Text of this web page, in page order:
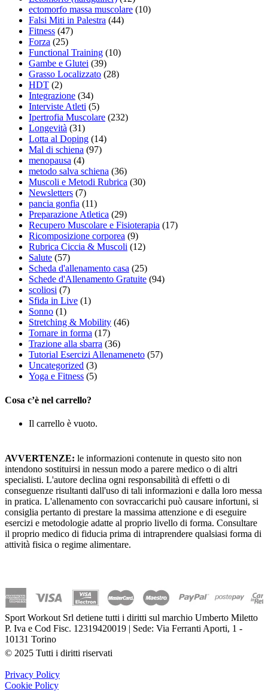
ectomorfo massa muscolare (10)
Falsi Miti in Palestra (44)
Fitness (47)
Forza (25)
Functional Training (10)
Gambe e Glutei (39)
Grasso Localizzato (28)
HDT (2)
Integrazione (34)
Interviste Atleti (5)
Ipertrofia Muscolare (232)
Longevità (31)
Lotta al Doping (14)
Mal di schiena (97)
menopausa (4)
metodo salva schiena (36)
Muscoli e Metodi Rubrica (30)
Newsletters (7)
pancia gonfia (11)
Preparazione Atletica (29)
Recupero Muscolare e Fisioterapia (17)
Ricomposizione corporea (9)
Rubrica Ciccia & Muscoli (12)
Salute (57)
Scheda d'allenamento casa (25)
Schede d'Allenamento Gratuite (94)
scoliosi (7)
Sfida in Live (1)
Sonno (1)
Stretching & Mobility (46)
Tornare in forma (17)
Trazione alla sbarra (36)
Tutorial Esercizi Allenameneto (57)
Uncategorized (3)
Yoga e Fitness (5)
Cosa c’è nel carrello?
Il carrello è vuoto.
AVVERTENZE: le informazioni contenute in questo sito non
intendono sostituirsi in nessun modo a parere medico o di altri
specialisti. L'autore declina ogni responsabilità di effetti o di
conseguenze risultanti dall'uso di tali informazioni e dalla loro messa
in pratica. L'allenamento con sovraccarichi può causare infortuni, si
consiglia pertanto di prestare la massima attenzione e di eseguire
esercizi e metodologie adatte al proprio livello di forma. Consultare
il proprio medico di fiducia prima di intraprendere qualsiasi forma di
attività fisica o regime alimentare.
Sport Workout Srl detiene tutti i diritti sul marchio Umberto Miletto
P. Iva e Cod Fisc. 12319420019 | Sede: Via Ferranti Aporti, 1 -
10131 Torino
© 2025 Tutti i diritti riservati
Privacy Policy
Cookie Policy